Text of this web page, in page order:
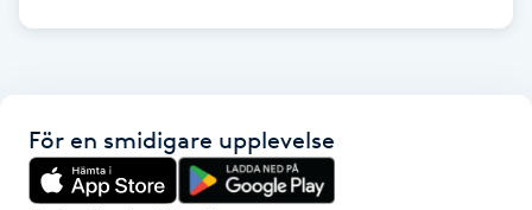
Healing
HIFU
För en smidigare upplevelse